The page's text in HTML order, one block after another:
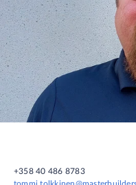
+358 40 486 8783